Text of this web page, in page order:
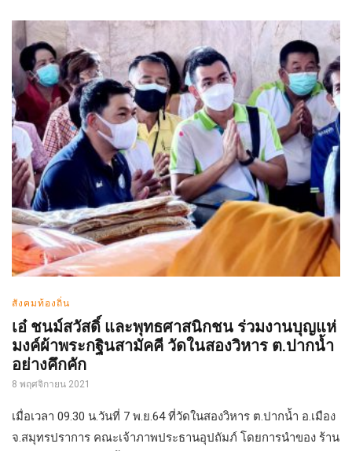
สังคมท้องถิ่น
เอ๋ ชนม์สวัสดิ์ และพุทธศาสนิกชน ร่วมงานบุญแห่
มงค์ผ้าพระกฐินสามัคคี วัดในสองวิหาร ต.ปากน้ำ
อย่างคึกคัก
8 พฤศจิกายน 2021
เมื่อเวลา 09.30 น.วันที่ 7 พ.ย.64 ที่วัดในสองวิหาร ต.ปากน้ำ อ.เมือง
จ.สมุทรปราการ คณะเจ้าภาพประธานอุปถัมภ์ โดยการนำของ ร้าน